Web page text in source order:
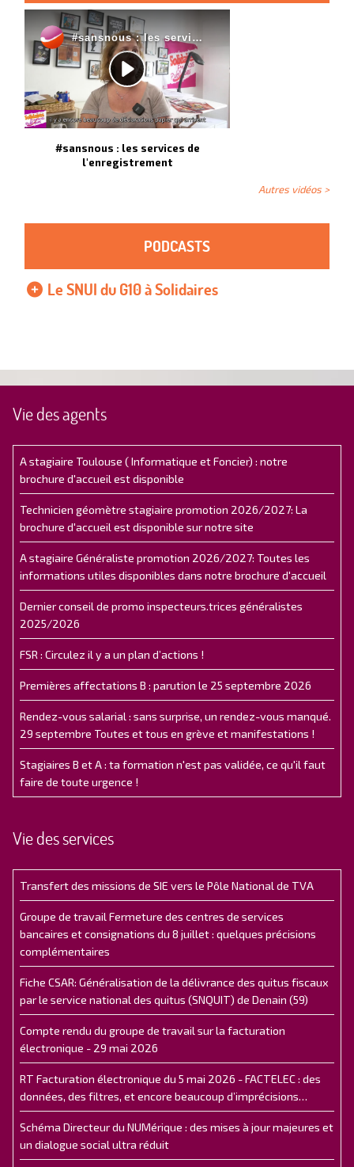
#sansnous : les services de
l'enregistrement
Autres vidéos >
PODCASTS
Le SNUI du G10 à Solidaires
Vie des agents
A stagiaire Toulouse ( Informatique et Foncier) : notre
brochure d'accueil est disponible
Technicien géomètre stagiaire promotion 2026/2027: La
brochure d'accueil est disponible sur notre site
A stagiaire Généraliste promotion 2026/2027: Toutes les
informations utiles disponibles dans notre brochure d'accueil
Dernier conseil de promo inspecteurs.trices généralistes
2025/2026
FSR : Circulez il y a un plan d’actions !
Premières affectations B : parution le 25 septembre 2026
Rendez-vous salarial : sans surprise, un rendez-vous manqué.
29 septembre Toutes et tous en grève et manifestations !
Stagiaires B et A : ta formation n'est pas validée, ce qu'il faut
faire de toute urgence !
Vie des services
Transfert des missions de SIE vers le Pôle National de TVA
Groupe de travail Fermeture des centres de services
bancaires et consignations du 8 juillet : quelques précisions
complémentaires
Fiche CSAR: Généralisation de la délivrance des quitus fiscaux
par le service national des quitus (SNQUIT) de Denain (59)
Compte rendu du groupe de travail sur la facturation
électronique - 29 mai 2026
RT Facturation électronique du 5 mai 2026 - FACTELEC : des
données, des filtres, et encore beaucoup d’imprécisions…
Schéma Directeur du NUMérique : des mises à jour majeures et
un dialogue social ultra réduit